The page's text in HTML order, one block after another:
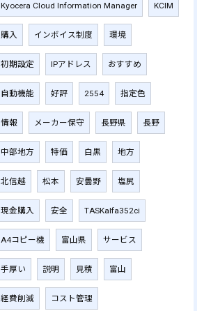
Kyocera Cloud Information Manager KCIM
購入 インボイス制度 環境
初期設定 IPアドレス おすすめ
自動機能 好評 2554 指定色
情報 メーカー保守 長野県 長野
中部地方 特価 白黒 地方
北信越 松本 安曇野 塩尻
現金購入 安全 TASKalfa352ci
A4コピー機 富山県 サービス
手厚い 説明 見積 富山
経費削減 コスト管理